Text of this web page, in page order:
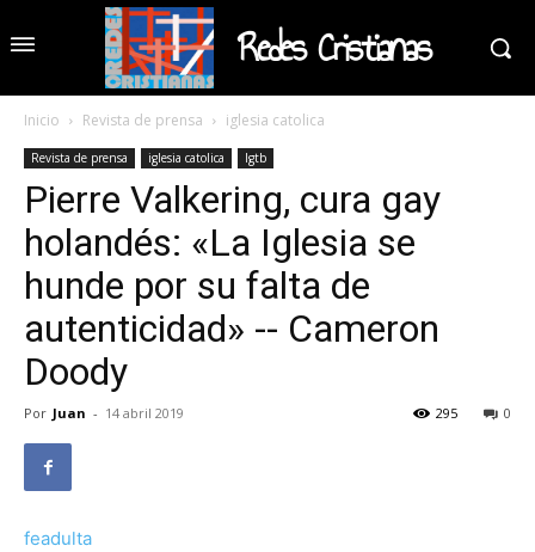
Redes Cristianas
Inicio Revista de prensa iglesia catolica
Revista de prensa iglesia catolica lgtb
Pierre Valkering, cura gay
holandés: «La Iglesia se
hunde por su falta de
autenticidad» -- Cameron
Doody
Por Juan - 14 abril 2019 0
295
feadulta